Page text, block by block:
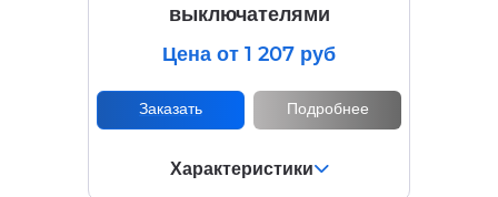
выключателями
Цена от 1 207 руб
Заказать Подробнее
Характеристики